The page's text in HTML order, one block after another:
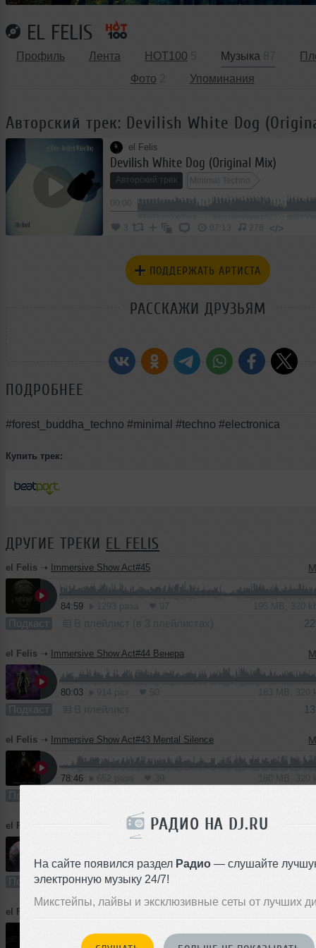
РАДИО НА DJ.RU
На сайте появился раздел Радио — слушайте
электронную музыку 24/7!
Микстейпы, лайвы и эксклюзивные сеты от лучших
EL FELIS
Профиль Лента HOT100 Музыка
Фото
Упоминания
Авторский трек: Devilish White Dog
el Felis
Devilish White Dog (Original Mix)
Авторский трек Minimal Techno
3 07:13 278 </>
ПОДДЕРЖАТЬ АРТИСТА
РАССКАЖИ ДРУЗЬЯМ
ПОДРОБНЕЕ
#forest_buddha_techno #minimal #techno #electronica
Купить трек:
ДРУГИЕ ТРЕКИ EL FELIS
el Felis ➝ Immersive Show Act#45
84:59
Подкаст
el Felis ➝ Immersive Show Act#44 Венера
80:03
Подкаст
el Felis ➝ Immersive Show Act#43 Mental Silence
78:46
Подкаст
el Felis Immersive Show Act#42 Цвета Изумруд
112:34 595 раз 40 208 MB, 256
Подкаст В плейлист (в 1 плейлисте)
el Felis